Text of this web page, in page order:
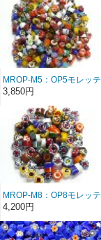
MROP-M5：OP5モレッテ
ィ・ミルフィオリミック
ス オパール5mm OP-5
100g/袋 ＊代理店欠品中
(弊社在庫 last 1)
3,850円
MROP-M8：OP8モレッテ
ィ・ミルフィオリミック
100g/袋 26/03/30改定
4,200円